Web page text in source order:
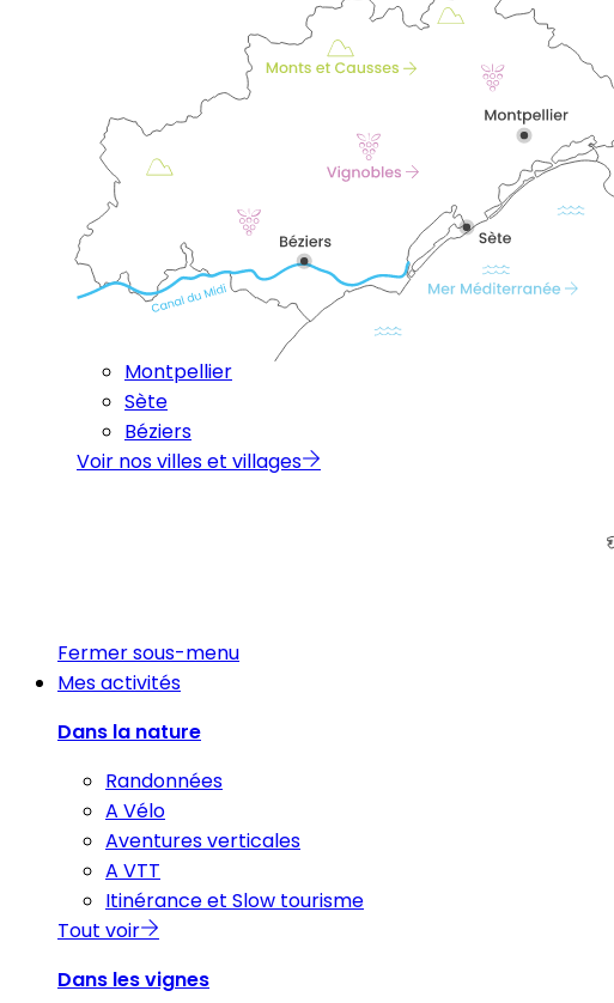
Montpellier
Sète
Béziers
Voir nos villes et villages
Fermer sous-menu
Mes activités
Dans la nature
Randonnées
A Vélo
Aventures verticales
A VTT
Itinérance et Slow tourisme
Tout voir
Dans les vignes